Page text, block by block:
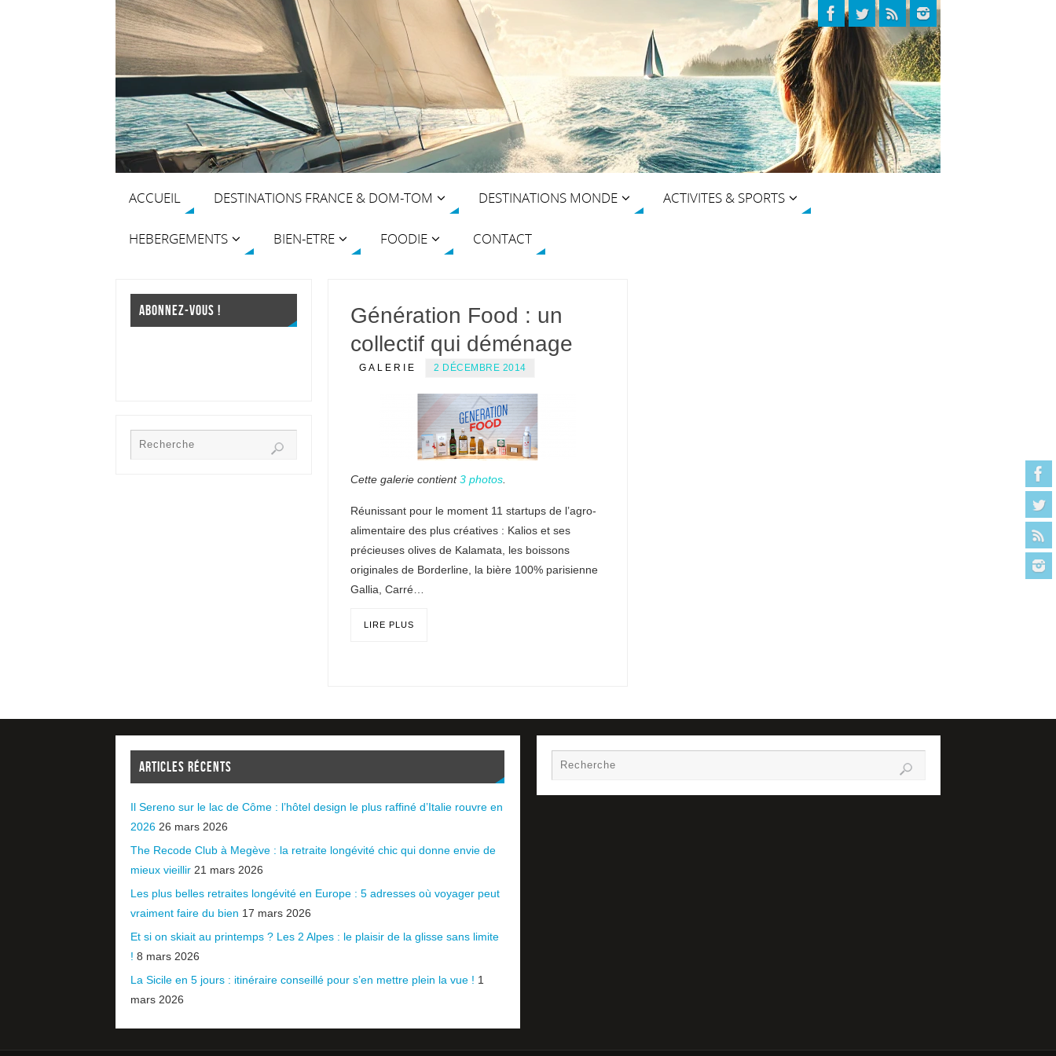
ACCUEIL DESTINATIONS FRANCE & DOM-TOM DESTINATIONS MONDE ACTIVITES & SPORTS
HEBERGEMENTS BIEN-ETRE FOODIE CONTACT
Génération Food : un
collectif qui déménage
GALERIE 2 DÉCEMBRE 2014
Cette galerie contient3 photos
Réunissant pour le moment 11 startups de l’agro-
alimentaire des plus créatives : Kalios et ses
précieuses olives de Kalamata, les boissons
originales de Borderline, la bière 100% parisienne
Gallia, Carré…
LIRE PLUS
ABONNEZ-VOUS !
ARTICLES RÉCENTS
Il Sereno sur le lac de Côme : l’hôtel design le plus raffiné d’Italie rouvre en
2026 26 mars 2026
The Recode Club à Megève : la retraite longévité chic qui donne envie de
mieux vieillir 21 mars 2026
Les plus belles retraites longévité en Europe : 5 adresses où voyager peut
vraiment faire du bien 17 mars 2026
Et si on skiait au printemps ? Les 2 Alpes : le plaisir de la glisse sans limite
! 8 mars 2026
La Sicile en 5 jours : itinéraire conseillé pour s’en mettre plein la vue ! 1
mars 2026